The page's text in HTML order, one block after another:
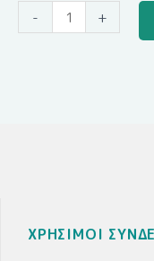
-
Μπομπονιέρα
Υγρής
+
ΧΡΗΣΙΜΟΙ